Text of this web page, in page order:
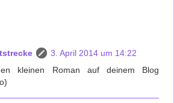
3. April 2014 um 14:22
kleinen Roman auf deinem Blog